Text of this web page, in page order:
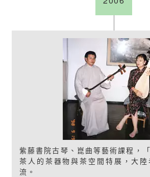
紫藤書院古琴、崑曲等藝術課程，
茶人的茶器物與茶空間特展，大
流。